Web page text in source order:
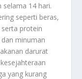
selama 14 hari.
seperti beras,
protein
minuman
darurat
yang kurang